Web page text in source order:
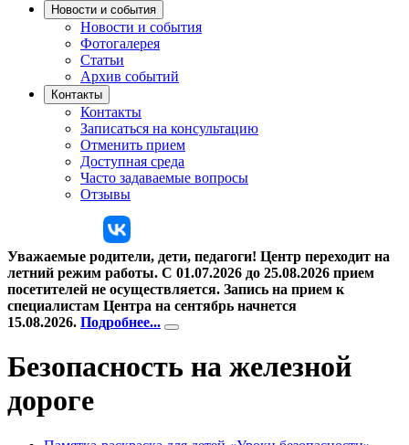
Новости и события
Новости и события
Фотогалерея
Статьи
Архив событий
Контакты
Контакты
Записаться на консультацию
Отменить прием
Доступная среда
Часто задаваемые вопросы
Отзывы
Уважаемые родители, дети, педагоги! Центр переходит на
летний режим работы. С 01.07.2026 до 25.08.2026 прием
посетителей не осуществляется. Запись на прием к
специалистам Центра на сентябрь начнется
15.08.2026. Подробнее...
Безопасность на железной
дороге